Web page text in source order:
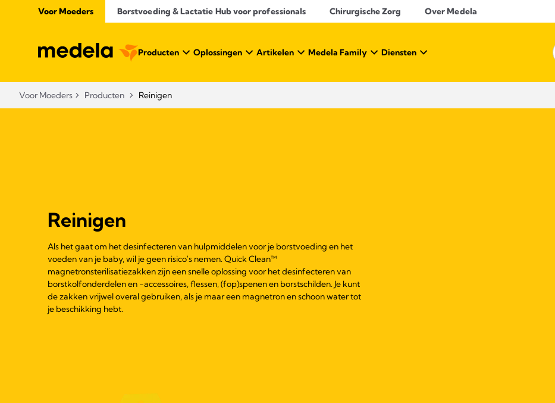
Voor Moeders Borstvoeding & Lactatie Hub voor professionals​ Chirurgische Zorg Over Medela
Producten Oplossingen Artikelen Medela Family Diensten
Voor Moeders Producten Reinigen
Reinigen
Als het gaat om het desinfecteren van hulpmiddelen voor je borstvoeding en het
voeden van je baby, wil je geen risico's nemen. Quick Clean™
magnetronsterilisatiezakken zijn een snelle oplossing voor het desinfecteren van
borstkolfonderdelen en -accessoires, flessen, (fop)spenen en borstschilden. Je kunt
de zakken vrijwel overal gebruiken, als je maar een magnetron en schoon water tot
je beschikking hebt.